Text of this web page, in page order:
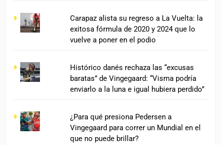
Carapaz alista su regreso a La Vuelta: la
exitosa fórmula de 2020 y 2024 que lo
vuelve a poner en el podio
Histórico danés rechaza las “excusas
baratas” de Vingegaard: “Visma podría
enviarlo a la luna e igual hubiera perdido”
¿Para qué presiona Pedersen a
Vingegaard para correr un Mundial en el
que no puede brillar?